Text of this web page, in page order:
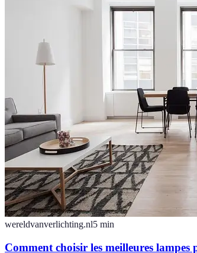
wereldvanverlichting.nl5 min
Comment choisir les meilleures